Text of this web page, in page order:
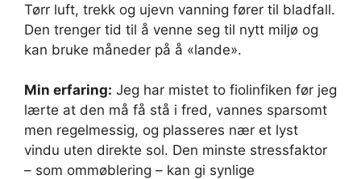
Tørr luft, trekk og ujevn vanning fører til bladfall.
Den trenger tid til å venne seg til nytt miljø og
kan bruke måneder på å «lande».
Min erfaring: Jeg har mistet to fiolinfiken før jeg
lærte at den må få stå i fred, vannes sparsomt
men regelmessig, og plasseres nær et lyst
vindu uten direkte sol. Den minste stressfaktor
– som ommøblering – kan gi synlige